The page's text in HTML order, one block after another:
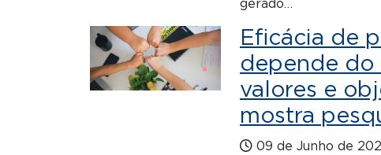
gerado…
Eficácia de
depende do
valores e
mostra
09 de Junho de